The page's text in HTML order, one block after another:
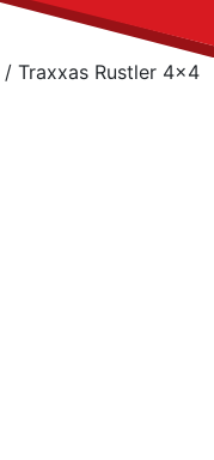
/ Traxxas Rustler 4×4